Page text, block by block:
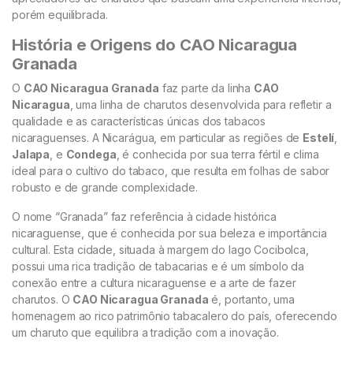
porém equilibrada.
História e Origens do CAO Nicaragua
Granada
O CAO Nicaragua Granada faz parte da linha CAO
Nicaragua , uma linha de charutos desenvolvida para refletir a
qualidade e as características únicas dos tabacos
nicaraguenses. A Nicarágua, em particular as regiões de Estelí
Jalapa , e Condega , é conhecida por sua terra fértil e clima
ideal para o cultivo do tabaco, que resulta em folhas de sabor
robusto e de grande complexidade.
O nome “Granada” faz referência à cidade histórica
nicaraguense, que é conhecida por sua beleza e importância
cultural. Esta cidade, situada à margem do lago Cocibolca,
possui uma rica tradição de tabacarias e é um símbolo da
conexão entre a cultura nicaraguense e a arte de fazer
charutos. O CAO Nicaragua Granada é, portanto, uma
homenagem ao rico patrimônio tabacalero do país, oferecendo
um charuto que equilibra a tradição com a inovação.